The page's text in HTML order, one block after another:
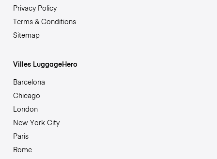
Privacy Policy
Terms & Conditions
Sitemap
Villes LuggageHero
Barcelona
Chicago
London
New York City
Paris
Rome